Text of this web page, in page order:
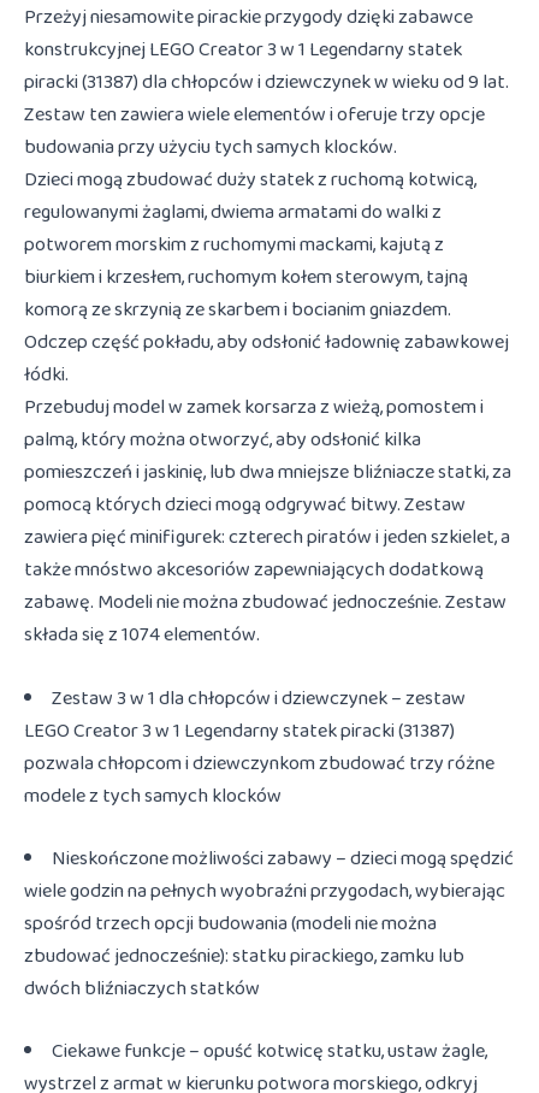
Przeżyj niesamowite pirackie przygody dzięki zabawce
konstrukcyjnej LEGO Creator 3 w 1 Legendarny statek
piracki (31387) dla chłopców i dziewczynek w wieku od 9 lat.
Zestaw ten zawiera wiele elementów i oferuje trzy opcje
budowania przy użyciu tych samych klocków.
Dzieci mogą zbudować duży statek z ruchomą kotwicą,
regulowanymi żaglami, dwiema armatami do walki z
potworem morskim z ruchomymi mackami, kajutą z
biurkiem i krzesłem, ruchomym kołem sterowym, tajną
komorą ze skrzynią ze skarbem i bocianim gniazdem.
Odczep część pokładu, aby odsłonić ładownię zabawkowej
łódki.
Przebuduj model w zamek korsarza z wieżą, pomostem i
palmą, który można otworzyć, aby odsłonić kilka
pomieszczeń i jaskinię, lub dwa mniejsze bliźniacze statki, za
pomocą których dzieci mogą odgrywać bitwy. Zestaw
zawiera pięć minifigurek: czterech piratów i jeden szkielet, a
także mnóstwo akcesoriów zapewniających dodatkową
zabawę. Modeli nie można zbudować jednocześnie. Zestaw
składa się z 1074 elementów.
Zestaw 3 w 1 dla chłopców i dziewczynek – zestaw
LEGO Creator 3 w 1 Legendarny statek piracki (31387)
pozwala chłopcom i dziewczynkom zbudować trzy różne
modele z tych samych klocków
Nieskończone możliwości zabawy – dzieci mogą spędzić
wiele godzin na pełnych wyobraźni przygodach, wybierając
spośród trzech opcji budowania (modeli nie można
zbudować jednocześnie): statku pirackiego, zamku lub
dwóch bliźniaczych statków
Ciekawe funkcje – opuść kotwicę statku, ustaw żagle,
wystrzel z armat w kierunku potwora morskiego, odkryj